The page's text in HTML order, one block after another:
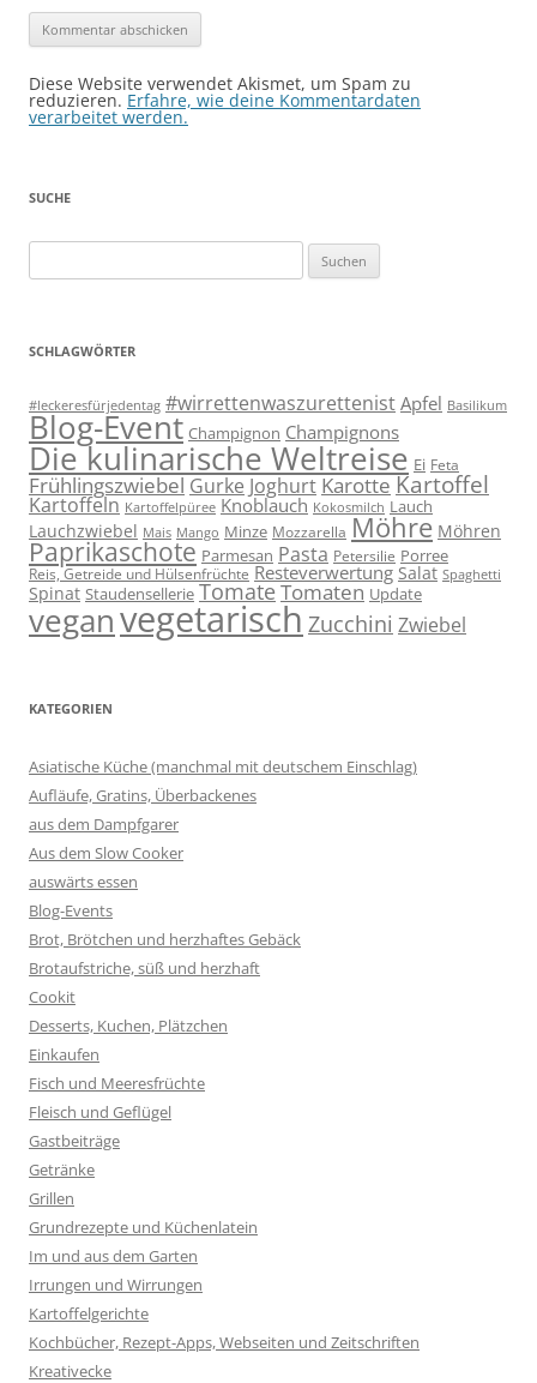
Diese Website verwendet Akismet, um Spam zu
reduzieren. Erfahre, wie deine Kommentardaten
verarbeitet werden.
SUCHE
nach:
SCHLAGWÖRTER
#leckeresfürjedentag #wirrettenwaszurettenist Apfel Basilikum
Blog-Event Champignon Champignons
Die kulinarische Weltreise Ei Feta
Frühlingszwiebel Gurke Joghurt Karotte Kartoffel
Kartoffeln Kartoffelpüree Knoblauch Kokosmilch Lauch
Lauchzwiebel Mais Mango Minze Mozzarella Möhre Möhren
Paprikaschote Parmesan Pasta Petersilie Porree
Reis, Getreide und Hülsenfrüchte Resteverwertung Salat Spaghetti
Spinat Staudensellerie TomateTomaten Update
veganvegetarisch Zucchini Zwiebel
KATEGORIEN
Asiatische Küche (manchmal mit deutschem Einschlag)
Aufläufe, Gratins, Überbackenes
aus dem Dampfgarer
Aus dem Slow Cooker
auswärts essen
Blog-Events
Brot, Brötchen und herzhaftes Gebäck
Brotaufstriche, süß und herzhaft
Cookit
Desserts, Kuchen, Plätzchen
Einkaufen
Fisch und Meeresfrüchte
Fleisch und Geflügel
Gastbeiträge
Getränke
Grillen
Grundrezepte und Küchenlatein
Im und aus dem Garten
Irrungen und Wirrungen
Kartoffelgerichte
Kochbücher, Rezept-Apps, Webseiten und Zeitschriften
Kreativecke